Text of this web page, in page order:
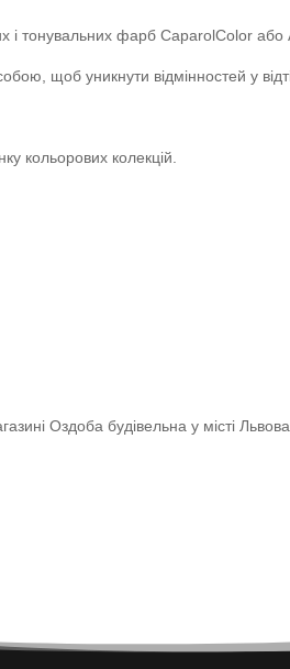
і тонувальних фарб CaparolColor або
щоб уникнути відмінностей у
кольорових колекцій.
Оздоба будівельна у місті